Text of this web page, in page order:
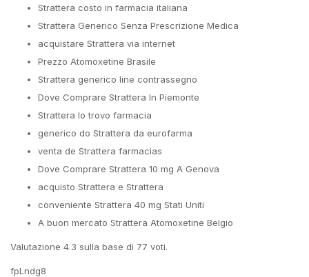
Strattera costo in farmacia italiana
Strattera Generico Senza Prescrizione Medica
acquistare Strattera via internet
Prezzo Atomoxetine Brasile
Strattera generico line contrassegno
Dove Comprare Strattera In Piemonte
Strattera lo trovo farmacia
generico do Strattera da eurofarma
venta de Strattera farmacias
Dove Comprare Strattera 10 mg A Genova
acquisto Strattera e Strattera
conveniente Strattera 40 mg Stati Uniti
A buon mercato Strattera Atomoxetine Belgio
Valutazione 4.3 sulla base di 77 voti.
fpLndg8